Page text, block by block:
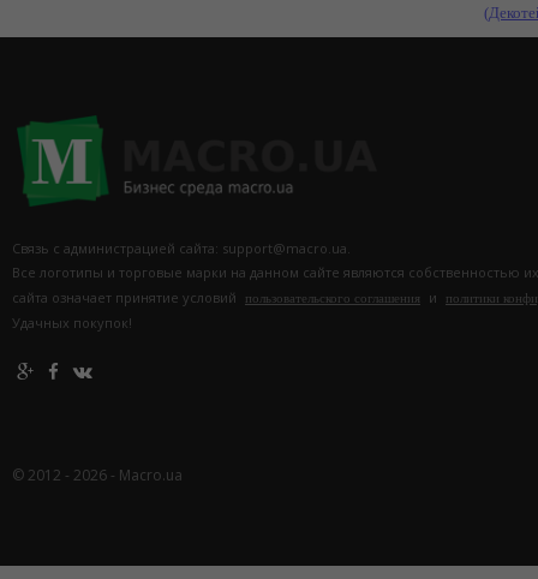
Связь с администрацией сайта: support@macro.ua.
Все логотипы и торговые марки на данном сайте являются собственностью
сайта означает принятие условий
пользовательского соглашения и политики
Удачных покупок!
© 2012 - 2026 - Macro.ua